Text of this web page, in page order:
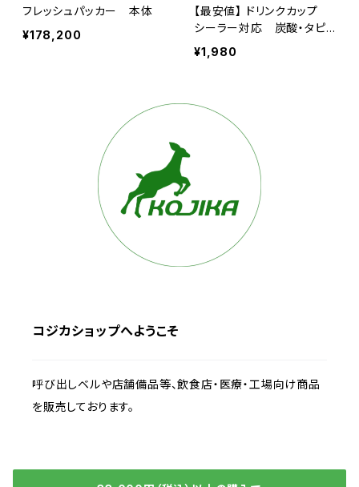
フレッシュパッカー 本体
¥178,200
【最安値】 ドリンクカップ
シーラー対応 炭酸・タピ
オカフィルムＯＫ ＰＰ素
材 １００個入り
¥1,980
コジカショップへようこそ
呼び出しベルや店舗備品等、飲食店・医療・工場向け商品
を販売しております。